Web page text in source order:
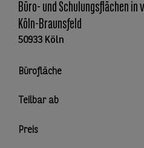
Büro- und Schulungsflächen
Köln-Braunsfeld
50933 Köln
Bürofläche
Teilbar ab
Preis